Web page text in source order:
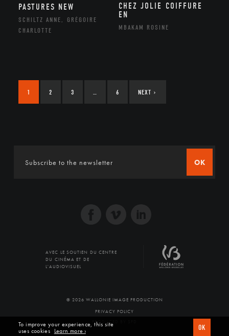
PASTURES NEW
SCHILTZ ANNE, GRÉGOIRE
CHARLOTTE
CHEZ JOLIE COIFFURE
EN
MBAKAM ROSINE
1 2 3 … 6 NEXT ›
OK
AVEC LE SOUTIEN DU CENTRE
DU CINÉMA ET DE
L'AUDIOVISUEL
© 2026 WALLONIE IMAGE PRODUCTION
PRIVACY POLICY
PRODUCED BY SFD
To improve your experience, this site
uses cookies Learn more › OK